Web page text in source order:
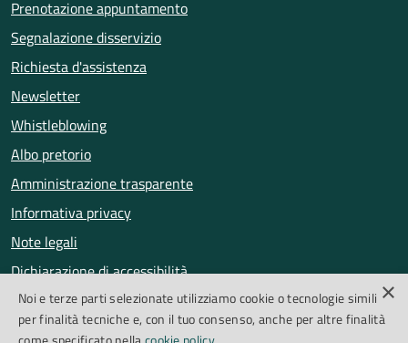
Prenotazione appuntamento
Segnalazione disservizio
Richiesta d'assistenza
Newsletter
Whistleblowing
Albo pretorio
Amministrazione trasparente
Informativa privacy
Note legali
Dichiarazione di accessibilità
Obiettivi di accessibilità
Segnalazioni accessibilità
×
Noi e terze parti selezionate utilizziamo cookie o tecnologie simili
per finalità tecniche e, con il tuo consenso, anche per altre finalità